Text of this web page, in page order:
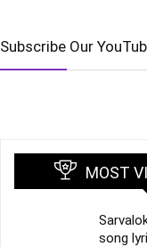
Subscribe Our
MOST
song